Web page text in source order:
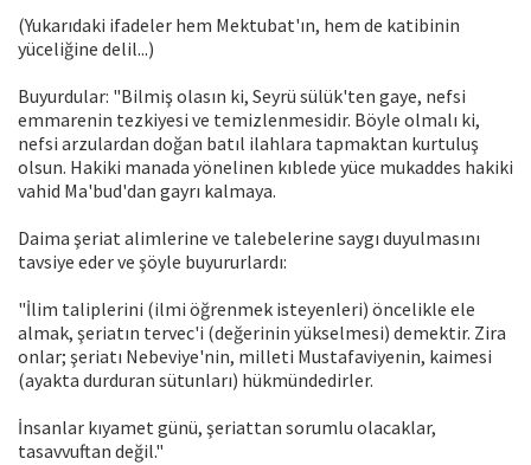
(Yukarıdaki ifadeler hem Mektubat'ın, hem de katibinin
yüceliğine delil...)
Buyurdular: "Bilmiş olasın ki, Seyrü sülük'ten gaye, nefsi
emmarenin tezkiyesi ve temizlenmesidir. Böyle olmalı ki,
nefsi arzulardan doğan batıl ilahlara tapmaktan kurtuluş
olsun. Hakiki manada yönelinen kıblede yüce mukaddes hakiki
vahid Ma'bud'dan gayrı kalmaya.
Daima şeriat alimlerine ve talebelerine saygı duyulmasını
tavsiye eder ve şöyle buyururlardı:
"İlim taliplerini (ilmi öğrenmek isteyenleri) öncelikle ele
almak, şeriatın tervec'i (değerinin yükselmesi) demektir. Zira
onlar; şeriatı Nebeviye'nin, milleti Mustafaviyenin, kaimesi
(ayakta durduran sütunları) hükmündedirler.
İnsanlar kıyamet günü, şeriattan sorumlu olacaklar,
tasavvuftan değil."